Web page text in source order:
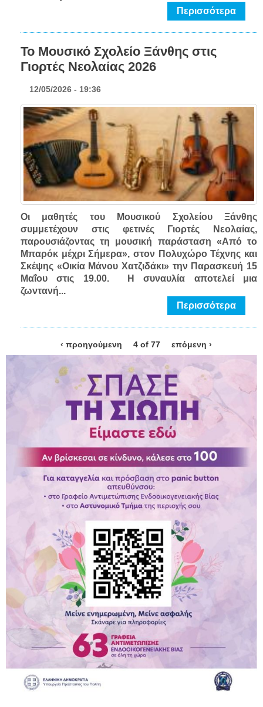
Περισσότερα
Το Μουσικό Σχολείο Ξάνθης στις
Γιορτές Νεολαίας 2026
12/05/2026 - 19:36
Οι μαθητές του Μουσικού Σχολείου Ξάνθης
συμμετέχουν στις φετινές Γιορτές Νεολαίας,
παρουσιάζοντας τη μουσική παράσταση «Από το
Μπαρόκ μέχρι Σήμερα», στον Πολυχώρο Τέχνης και
Σκέψης «Οικία Μάνου Χατζιδάκι» την Παρασκευή 15
Μαΐου στις 19.00. Η συναυλία αποτελεί μια
ζωντανή...
Περισσότερα
‹ προηγούμενη 4 of 77 επόμενη ›